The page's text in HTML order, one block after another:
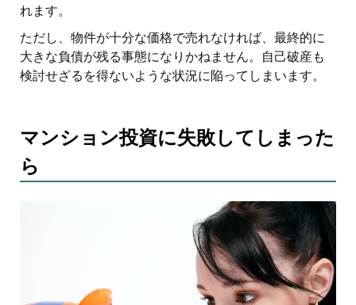
れます。
ただし、物件が十分な価格で売れなければ、最終的に
大きな負債が残る事態になりかねません。自己破産も
検討せざるを得ないような状況に陥ってしまいます。
マンション投資に失敗してしまった
ら